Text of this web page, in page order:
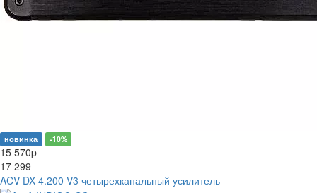
новинка -10%
15 570p
17 299
ACV DX-4.200 V3 четырехканальный усилитель